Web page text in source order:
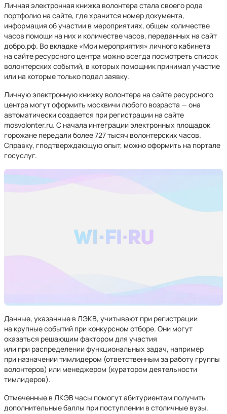
Личная электронная книжка волонтера стала своего рода
портфолио на сайте, где хранится номер документа,
информация об участии в мероприятиях, общем количестве
часов помощи на них и количестве часов, переданных на сайт
добро.рф. Во вкладке «Мои мероприятия» личного кабинета
на сайте ресурсного центра можно всегда посмотреть список
волонтерских событий, в которых помощник принимал участие
или на которые только подал заявку.
Личную электронную книжку волонтера на сайте ресурсного
центра могут оформить москвичи любого возраста — она
автоматически создается при регистрации на сайте
mosvolonter.ru. С начала интеграции электронных площадок
горожане передали более 727 тысяч волонтерских часов.
Справку, гподтверждающую опыт, можно оформить на портале
госуслуг.
Данные, указанные в ЛЭКВ, учитывают при регистрации
на крупные событий при конкурсном отборе. Они могут
оказаться решающим фактором для участия
или при распределении функциональных задач, например
при назначении тимлидером (ответственным за работу группы
волонтеров) или менеджером (куратором деятельности
тимлидеров).
Отмеченные в ЛКЭВ часы помогут абитуриентам получить
дополнительные баллы при поступлении в столичные вузы.